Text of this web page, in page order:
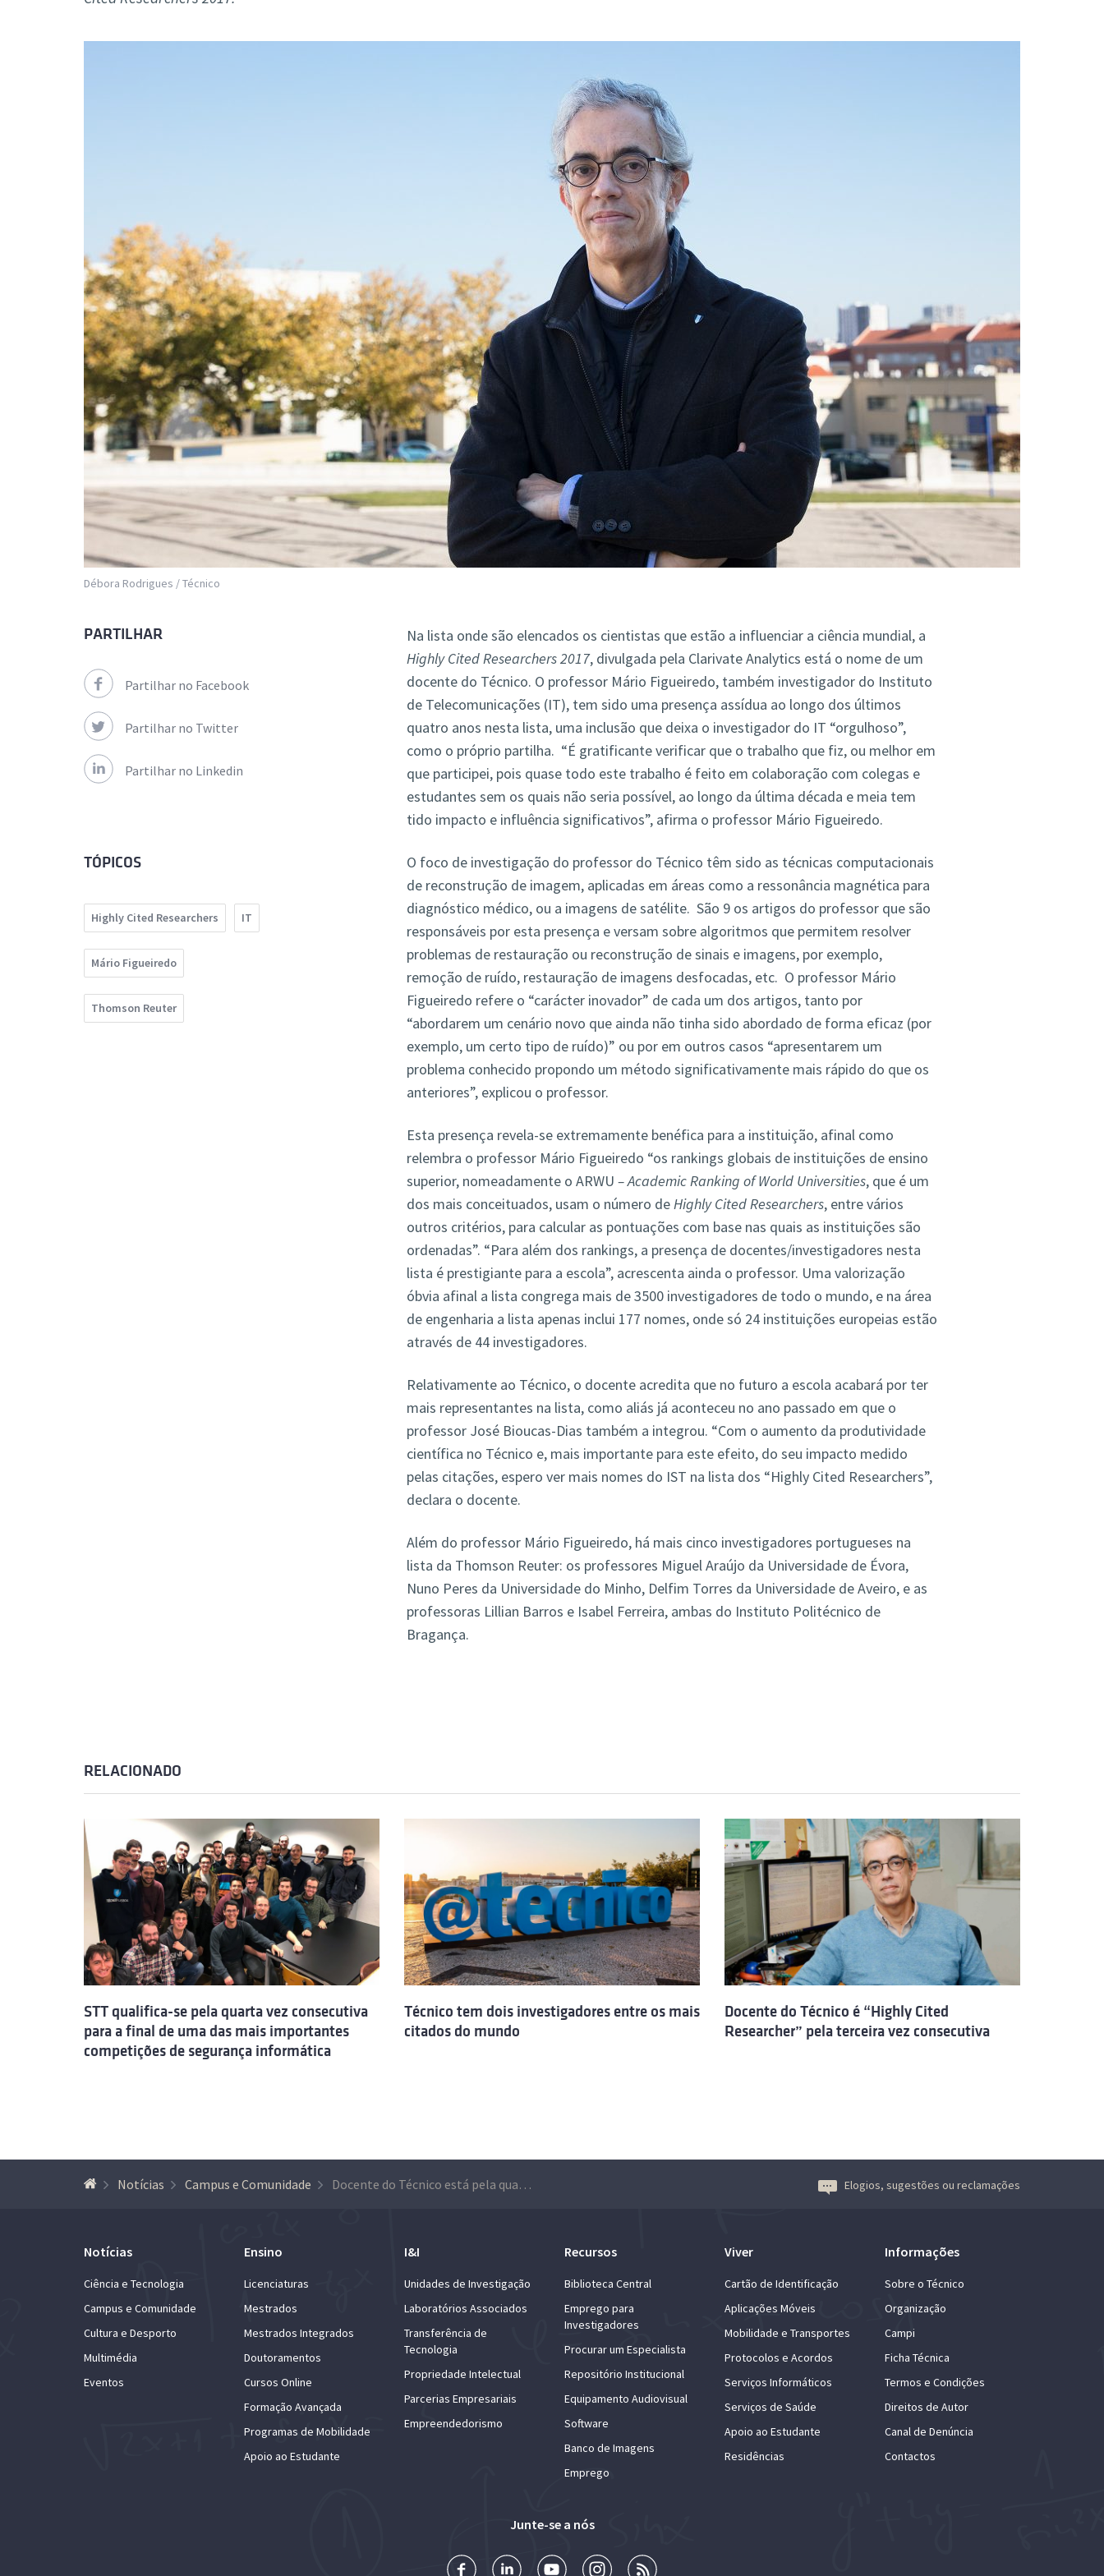
Débora Rodrigues / Técnico
Na lista onde são elencados os cientistas que estão a influenciar a ciência mundial, a
Highly Cited Researchers 2017, divulgada pela ClarivateAnalytics está o nome de um
docente do Técnico. O professor Mário Figueiredo, também investigador do Instituto
de Telecomunicações (IT), tem sido uma presença assídua ao longo dos últimos
quatro anos nesta lista, uma inclusão que deixa o investigador do IT “orgulhoso”,
como o próprio partilha. “É gratificante verificar que o trabalho que fiz, ou melhor em
que participei, pois quase todo este trabalho é feito em colaboração com colegas e
estudantes sem os quais não seria possível, ao longo da última década e meia tem
tido impacto e influência significativos”, afirma o professor Mário Figueiredo.
O foco de investigação do professor do Técnico têm sido as técnicas computacionais
de reconstrução de imagem, aplicadas em áreas como a ressonância magnética para
diagnóstico médico, ou a imagens de satélite. São 9 os artigos do professor que são
responsáveis por esta presença e versam sobre algoritmos que permitem resolver
problemas de restauração ou reconstrução de sinais e imagens, por exemplo,
remoção de ruído, restauração de imagens desfocadas, etc. O professor Mário
Figueiredo refere o “carácter inovador” de cada um dos artigos, tanto por
“abordarem um cenário novo que ainda não tinha sido abordado de forma eficaz (por
exemplo, um certo tipo de ruído)” ou por em outros casos “apresentarem um
problema conhecido propondo um método significativamente mais rápido do que os
anteriores”, explicou o professor.
Esta presença revela-se extremamente benéfica para a instituição, afinal como
relembra o professor Mário Figueiredo “os rankings globais de instituições de ensino
superior, nomeadamente o ARWU – Academic Ranking of WorldUniversities, que é um
dos mais conceituados, usam o número deHighly Cited Researchers, entre vários
outros critérios, para calcular as pontuações com base nas quais as instituições são
ordenadas”. “Para além dos rankings, a presença de docentes/investigadores nesta
lista é prestigiante para a escola”, acrescenta ainda o professor. Uma valorização
óbvia afinal a lista congrega mais de 3500 investigadores de todo o mundo, e na área
de engenharia a lista apenas inclui 177 nomes, onde só 24 instituições europeias estão
através de 44 investigadores.
Relativamente ao Técnico, o docente acredita que no futuro a escola acabará por ter
mais representantes na lista, como aliás já aconteceu no ano passado em que o
professor José Bioucas-Dias também a integrou. “Com o aumento da produtividade
científica no Técnico e, mais importante para este efeito, do seu impacto medido
pelas citações, espero ver mais nomes do IST na lista dos “Highly Cited Researchers”,
declara o docente.
Além do professor Mário Figueiredo, há mais cinco investigadores portugueses na
lista da Thomson Reuter: os professores Miguel Araújo da Universidade de Évora,
Nuno Peres da Universidade do Minho, Delfim Torres da Universidade de Aveiro, e as
professoras Lillian Barros e Isabel Ferreira, ambas do Instituto Politécnico de
Bragança.
PARTILHAR
Partilhar no Facebook
Partilhar no Twitter
Partilhar no Linkedin
TÓPICOS
Highly Cited Researchers IT
Mário Figueiredo
Thomson Reuter
RELACIONADO
STT qualifica-se pela quarta vez consecutiva
para a final de uma das mais importantes
competições de segurança informática
Técnico tem dois investigadores entre os mais
citados do mundo
Docente do Técnico é “Highly Cited
Researcher” pela terceira vez consecutiva
Notícias Campus e Comunidade Docente do Técnico está pela quarta vez consecutiva entre os investigadores mais citados do mundo Elogios, sugestões ou reclamações
Notícias
Ciência e Tecnologia
Campus e Comunidade
Cultura e Desporto
Multimédia
Eventos
Ensino
Licenciaturas
Mestrados
Mestrados Integrados
Doutoramentos
Cursos Online
Formação Avançada
Programas de Mobilidade
Apoio ao Estudante
I&I
Unidades de Investigação
Laboratórios Associados
Transferência de
Tecnologia
Propriedade Intelectual
Parcerias Empresariais
Empreendedorismo
Recursos
Biblioteca Central
Emprego para
Investigadores
Procurar um Especialista
Repositório Institucional
Equipamento Audiovisual
Software
Banco de Imagens
Emprego
Viver
Cartão de Identificação
Aplicações Móveis
Mobilidade e Transportes
Protocolos e Acordos
Serviços Informáticos
Serviços de Saúde
Apoio ao Estudante
Residências
Informações
Sobre o Técnico
Organização
Campi
Ficha Técnica
Termos e Condições
Direitos de Autor
Canal de Denúncia
Contactos
Junte-se a nós